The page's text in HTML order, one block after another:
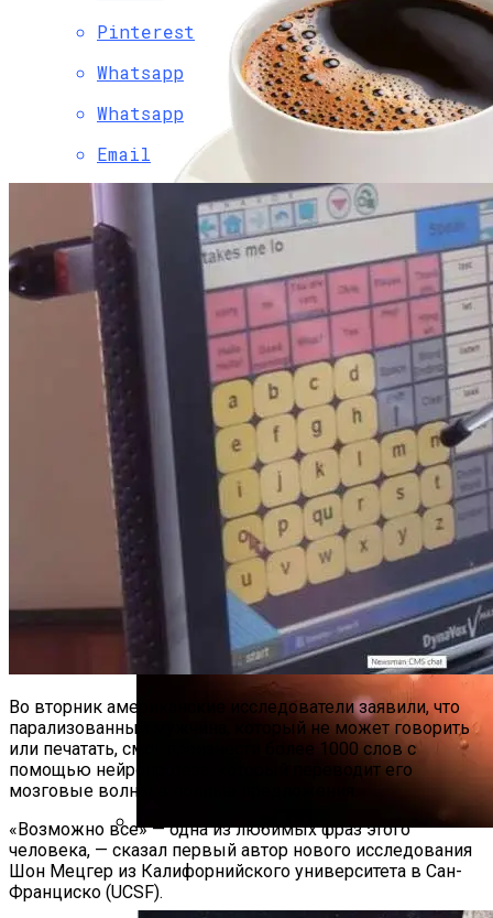
Постоянное Употребление Фруктов
Помогает В Борьбе С Диабетом —
Специалисты NASA Обнаружили
В Атмосфере Марса Металл
Pinterest
Whatsapp
Whatsapp
Email
Во вторник американские исследователи заявили, что
парализованный мужчина, который не может говорить
или печатать, смог произнести более 1000 слов с
помощью нейропротеза, который переводит его
мозговые волны в полные предложения.
«Возможно все» — одна из любимых фраз этого
человека, — сказал первый автор нового исследования
Шон Мецгер из Калифорнийского университета в Сан-
Франциско (UCSF).